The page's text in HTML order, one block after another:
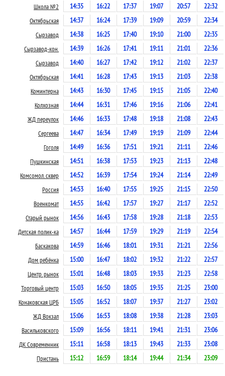
Школа №2 14:35 16:22 17:37 19:07 20:57 22:32
Октябрьская 14:37 16:24 17:39 19:09 20:59 22:34
Сырзавод 14:38 16:25 17:40 19:10 21:00 22:35
Сырзавод-кон. 14:39 16:26 17:41 19:11 21:01 22:36
Сырзавод 14:40 16:27 17:42 19:12 21:02 22:37
Октябрьская 14:41 16:28 17:43 19:13 21:03 22:38
Коминтерна 14:43 16:30 17:45 19:15 21:05 22:40
Колхозная 14:44 16:31 17:46 19:16 21:06 22:41
ЖД переулок 14:46 16:33 17:48 19:18 21:08 22:43
Сергеева 14:47 16:34 17:49 19:19 21:09 22:44
Гоголя 14:49 16:36 17:51 19:21 21:11 22:46
Пушкинская 14:51 16:38 17:53 19:23 21:13 22:48
Комсомол. сквер 14:52 16:39 17:54 19:24 21:14 22:49
Россия 14:53 16:40 17:55 19:25 21:15 22:50
Военкомат 14:55 16:42 17:57 19:27 21:17 22:52
Старый рынок 14:56 16:43 17:58 19:28 21:18 22:53
Детская полик-ка 14:57 16:44 17:59 19:29 21:19 22:54
Баскакова 14:59 16:46 18:01 19:31 21:21 22:56
Дом ребёнка 15:00 16:47 18:02 19:32 21:22 22:57
Центр. рынок 15:01 16:48 18:03 19:33 21:23 22:58
Торговый центр 15:03 16:50 18:05 19:35 21:25 23:00
Конаковская ЦРБ 15:05 16:52 18:07 19:37 21:27 23:02
ЖД Вокзал 15:06 16:53 18:08 19:38 21:28 23:03
Васильковского 15:09 16:56 18:11 19:41 21:31 23:06
ДК Современник 15:11 16:58 18:13 19:43 21:33 23:08
Пристань 15:12 16:59 18:14 19:44 21:34 23:09